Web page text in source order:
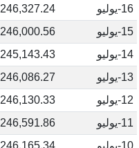
16-يوليو
246,327.24 درهم إماراتي
15-يوليو
246,000.56 درهم إماراتي
14-يوليو
245,143.43 درهم إماراتي
13-يوليو
246,086.27 درهم إماراتي
12-يوليو
246,130.33 درهم إماراتي
11-يوليو
246,591.86 درهم إماراتي
10-يوليو
246,165.34 درهم إماراتي